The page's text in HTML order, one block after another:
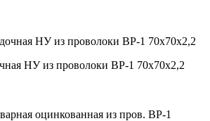
НУ из проволоки ВР-1 70х70х2,2